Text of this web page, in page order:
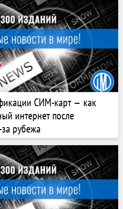
СИМ-карт — как
интернет после
рубежа